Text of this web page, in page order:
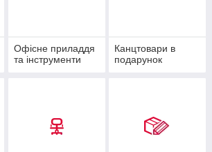
Офісне приладдя
та інструменти
Канцтовари в
подарунок